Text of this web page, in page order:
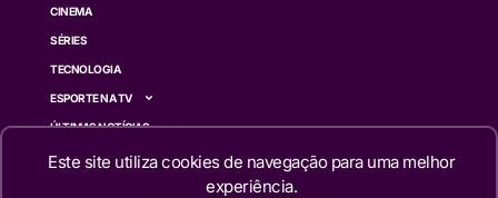
CINEMA
SÉRIES
TECNOLOGIA
ESPORTE NA TV
ÚLTIMAS NOTÍCIAS
Institucional
Este site utiliza cookies de navegação para uma melhor
experiência.